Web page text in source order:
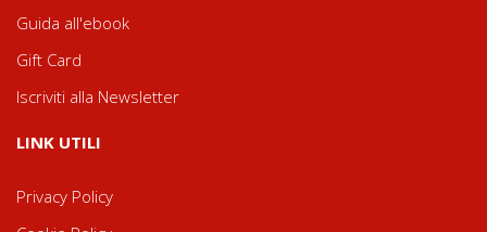
Guida all'ebook
Gift Card
Iscriviti alla Newsletter
LINK UTILI
Privacy Policy